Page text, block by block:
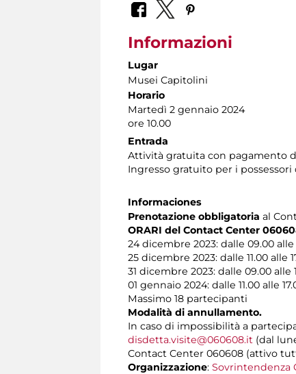
Informazioni
Lugar
Musei Capitolini
Horario
Martedì 2 gennaio 2024
ore 10.00
Entrada
Attività gratuita con pagamento
Ingresso gratuito per i possessori
Informaciones
Prenotazione obbligatoria al
ORARI del Contact Center
24 dicembre 2023: dalle 09.00 alle
25 dicembre 2023: dalle 11.00 alle
31 dicembre 2023: dalle 09.00 alle
01 gennaio 2024: dalle 11.00 alle
Massimo 18 partecipanti
Modalità di annullamento.
In caso di impossibilità a
disdetta.visite@060608.it (dal
Contact Center 060608 (attivo
Organizzazione: Sovrintendenza